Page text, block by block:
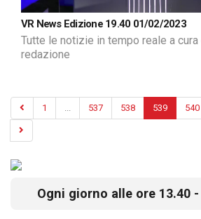
VR News Edizione 19.40 01/02/2023
Tutte le notizie in tempo reale a
redazione
1 537 538 539 540
Ogni giorno alle ore 13.40 -